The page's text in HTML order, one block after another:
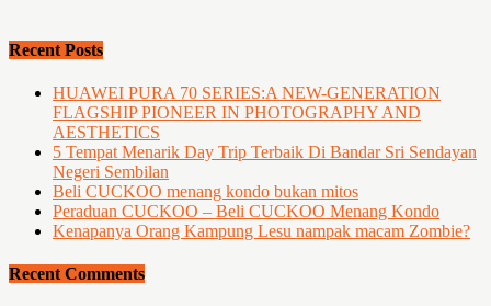
Recent Posts
HUAWEI PURA 70 SERIES:A NEW-GENERATION
FLAGSHIP PIONEER IN PHOTOGRAPHY AND
AESTHETICS
5 Tempat Menarik Day Trip Terbaik Di Bandar Sri Sendayan
Negeri Sembilan
Beli CUCKOO menang kondo bukan mitos
Peraduan CUCKOO – Beli CUCKOO Menang Kondo
Kenapanya Orang Kampung Lesu nampak macam Zombie?
Recent Comments